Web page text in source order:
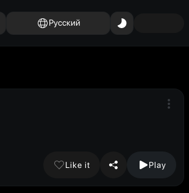
Русский
Like it Play